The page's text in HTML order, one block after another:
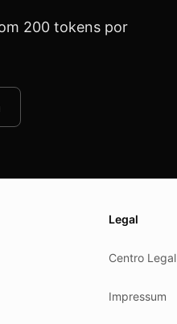
200 tokens por
Legal
Centro Legal
Impressum